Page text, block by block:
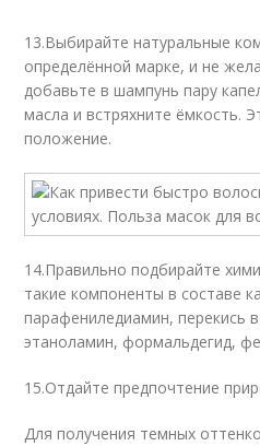
13.Выбирайте натуральные
определённой марке, и не
добавьте в шампунь пару
масла и встряхните ёмкость.
положение.
14.Правильно подбирайте
такие компоненты в составе
парафениледиамин, перекись
этаноламин, формальдегид,
15.Отдайте предпочтение
Для получения темных